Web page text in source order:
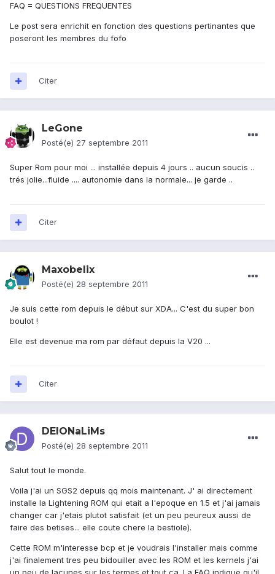
FAQ = QUESTIONS FREQUENTES
Le post sera enrichit en fonction des questions pertinantes que
poseront les membres du fofo
Citer
LeGone
Posté(e) 27 septembre 2011
Super Rom pour moi ... installée depuis 4 jours .. aucun soucis ..
trés jolie...fluide .... autonomie dans la normale... je garde ..
Citer
Maxobelix
Posté(e) 28 septembre 2011
Je suis cette rom depuis le début sur XDA... C'est du super bon
boulot !
Elle est devenue ma rom par défaut depuis la V20 ...
Citer
DEIONaLiMs
Posté(e) 28 septembre 2011
Salut tout le monde.
Voila j'ai un SGS2 depuis qq mois maintenant. J' ai directement
installe la Lightening ROM qui etait a l'epoque en 1.5 et j'ai jamais
changer car j'etais plutot satisfait (et un peu peureux aussi de
faire des betises... elle coute chere la bestiole).
Cette ROM m'interesse bcp et je voudrais l'installer mais comme
j'ai finalement tres peu bidouiller avec les ROM et les kernels j'ai